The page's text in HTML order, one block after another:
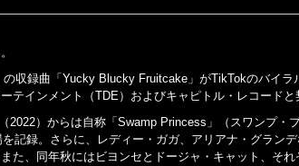
収録曲「Yucky Blucky Fruitcake」がTikTokのバイ
テインメント（TDE）およびキャピトル・レコード
2022）からは自称「Swamp Princess」（スワンプ
記録。さらに、レディー・ガガ、アリアナ・グラ
た、同年秋にはビヨンセとドージャ・キャット、そ